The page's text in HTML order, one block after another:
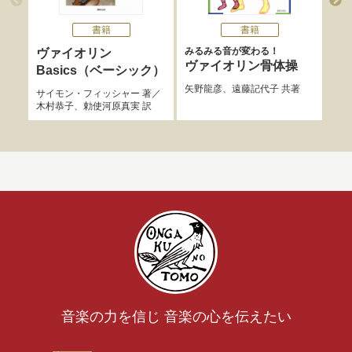
書籍
ヴァイオリン
Basics（ベーシック）
サイモン・フィッシャー 著／
木村恭子、 勅使河原真実訳
書籍
みるみる音が変わる！
ヴァイオリン骨体操
矢野龍彦、 遠藤記代子共著
音楽の力を信じ 音楽の心を伝えたい